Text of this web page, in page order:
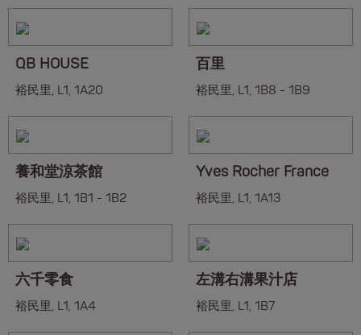
QB HOUSE
裕民里, L1, 1A20
百里
裕民里, L1, 1B8 - 1B9
養和堂涼茶館
裕民里, L1, 1B1 - 1B2
Yves Rocher France
裕民里, L1, 1A13
六千零食
裕民里, L1, 1A4
左溝右溝果汁店
裕民里, L1, 1B7